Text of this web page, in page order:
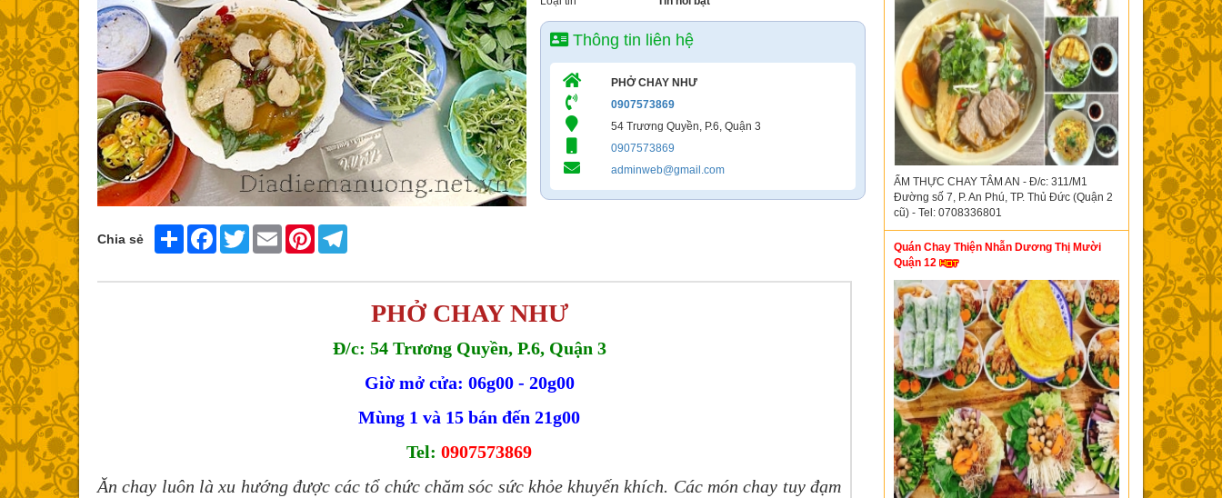
Chia sẻ Share FacebookTwitter Email Pinterest
Thông tin liên hệ
PHỞ CHAY NHƯ
0907573869
54 Trương Quyền, P.6, Quận 3
0907573869
adminweb@gmail.com
PHỞ CHAY NHƯ
Đ/c: 54 Trương Quyền, P.6, Quận 3
Giờ mở cửa: 06g00 - 20g00
Mùng 1 và 15 bán đến 21g00
Tel: 0907573869
Ăn chay luôn là xu hướng được các tổ chức chăm sóc sức khỏe khuyến khích. Các món chay tuy đạm
ẨM THỰC CHAY TÂM AN - Đ/c: 311/M1
Đường số 7, P. An Phú, TP. Thủ Đức (Quận 2
cũ) - Tel: 0708336801
Quán Chay Thiện Nhẫn Dương Thị Mười
Quận 12